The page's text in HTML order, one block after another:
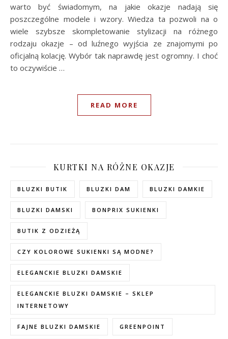
warto być świadomym, na jakie okazje nadają się
poszczególne modele i wzory. Wiedza ta pozwoli na o
wiele szybsze skompletowanie stylizacji na różnego
rodzaju okazje – od luźnego wyjścia ze znajomymi po
oficjalną kolację. Wybór tak naprawdę jest ogromny. I choć
to oczywiście …
READ MORE
KURTKI NA RÓŻNE OKAZJE
BLUZKI BUTIK BLUZKI DAM BLUZKI DAMKIE
BLUZKI DAMSKI BONPRIX SUKIENKI
BUTIK Z ODZIEŻĄ
CZY KOLOROWE SUKIENKI SĄ MODNE?
ELEGANCKIE BLUZKI DAMSKIE
ELEGANCKIE BLUZKI DAMSKIE – SKLEP
INTERNETOWY
FAJNE BLUZKI DAMSKIE GREENPOINT